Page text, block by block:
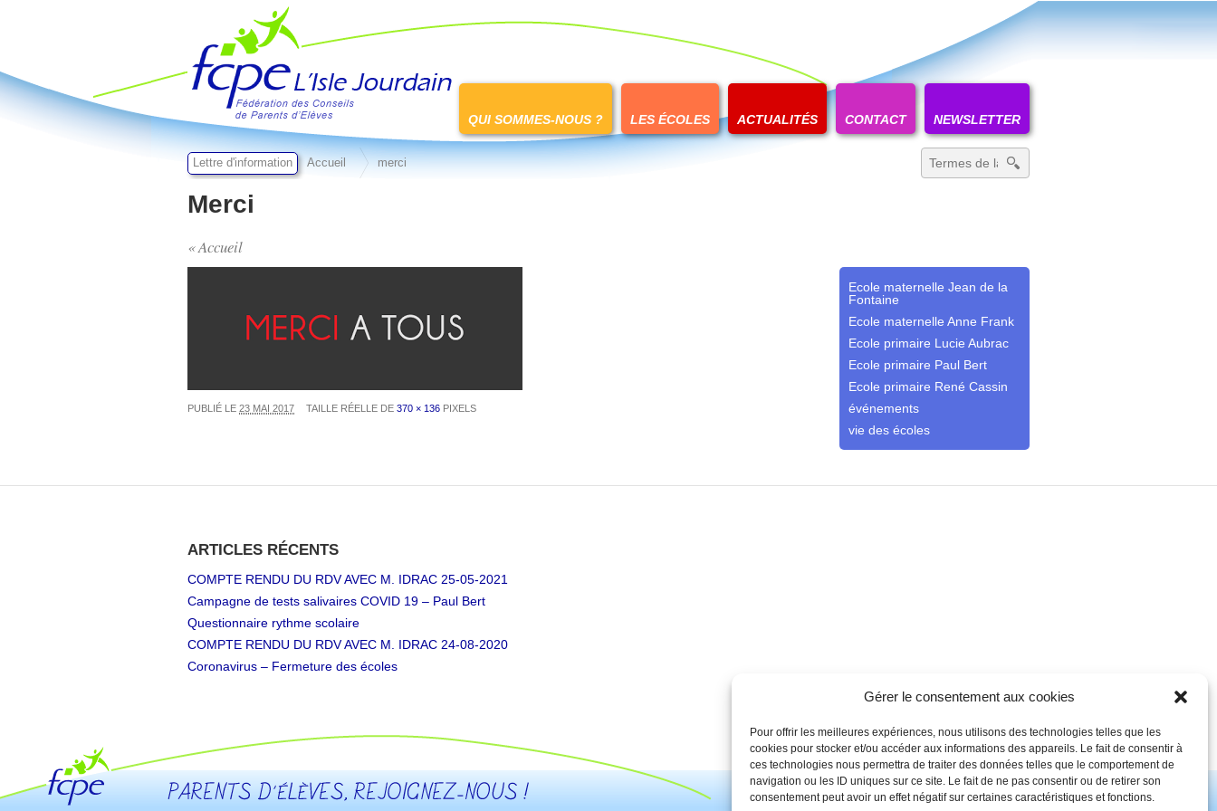
Gérer le consentement aux cookies
Pour offrir les meilleures expériences, nous utilisons des technologies telles que les
cookies pour stocker et/ou accéder aux informations des appareils. Le fait de consentir à
ces technologies nous permettra de traiter des données telles que le comportement de
navigation ou les ID uniques sur ce site. Le fait de ne pas consentir ou de retirer son
consentement peut avoir un effet négatif sur certaines caractéristiques et fonctions.
FCPE L'isle jourdain
au
contenu
QUI SOMMES-NOUS ? LES ÉCOLES ACTUALITÉS CONTACT NEWSLETTER
Lettre d'information Accueil merci Recherche
Merci
« Accueil
PUBLIÉ LE 23 MAI 2017 TAILLE RÉELLE DE 370 × 136 PIXELS
Ecole maternelle Jean de la
Fontaine
Ecole maternelle Anne Frank
Ecole primaire Lucie Aubrac
Ecole primaire Paul Bert
Ecole primaire René Cassin
événements
vie des écoles
ARTICLES RÉCENTS
COMPTE RENDU DU RDV AVEC M. IDRAC 25-05-2021
Campagne de tests salivaires COVID 19 – Paul Bert
Questionnaire rythme scolaire
COMPTE RENDU DU RDV AVEC M. IDRAC 24-08-2020
Coronavirus – Fermeture des écoles
Qui sommes-nous ? Les écoles Actualités Contact Newsletter
© FCPE L'isle jourdain 2026 - Site créé et hébergé par